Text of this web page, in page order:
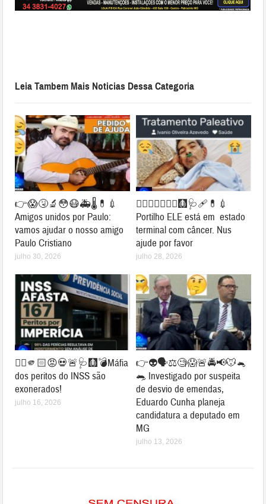
Leia Tambem Mais Noticias Dessa Categoria
👉😱🤧🔬😳😷🚑🌡💊💉
Amigos unidos por Paulo:
vamos ajudar o nosso amigo
Paulo Cristiano
julho 30, 2026
👉🏻😢🙌🏻😱😪🩻🩺🩹💊💉
Portilho ELE está em estado
terminal com câncer. Nus
ajude por favor
julho 28, 2026
👉🏻🫵🏻😡💀🚨🩺🩻💣Máfia
dos peritos do INSS são
exonerados!
julho 16, 2026
👉👽🗣⚖🧐😱🚨🚔📢🐭🐁
🐀 Investigado por suspeita
de desvio de emendas,
Eduardo Cunha planeja
candidatura a deputado em
MG
julho 13, 2026